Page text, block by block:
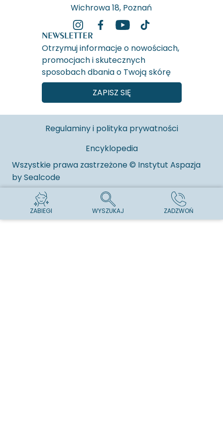
Wichrowa 18, Poznań
NEWSLETTER
Otrzymuj informacje o nowościach,
promocjach i skutecznych
sposobach dbania o Twoją skórę
ZAPISZ SIĘ
Regulaminy i polityka prywatności
Encyklopedia
Wszystkie prawa zastrzeżone © Instytut Aspazja
bySealcode
ZABIEGI WYSZUKAJ ZADZWOŃ